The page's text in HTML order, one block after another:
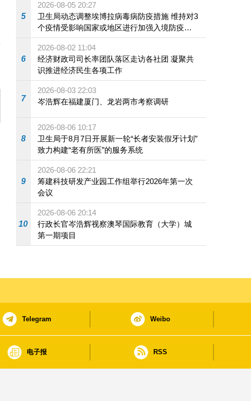
5
2026-08-05 20:27
卫生局动态调整埃博拉病毒病防疫措施 维持对3
个疫情受影响国家或地区进行加强入境防疫措
施
6
2026-08-02 11:04
经济财政司司长率团队落区走访各社团 凝聚共
识推进经济民生各项工作
7
2026-08-03 22:03
岑浩辉在福建厦门、龙岩两市考察调研
8
2026-08-06 10:17
卫生局于8月7日开展新一轮“长者安装假牙计划”
致力构建“老有所医”的服务系统
9
2026-08-06 22:21
筹建科技研发产业园工作组举行2026年第一次
会议
10
2026-08-06 20:14
行政长官岑浩辉视察澳琴国际教育（大学）城
第一期项目
Telegram Weibo
电子报 RSS